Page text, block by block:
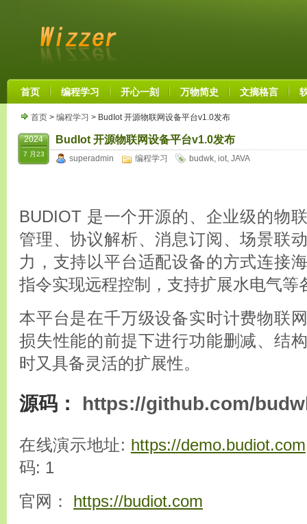
首页 编程学习 开心一刻 万物简史 文摘格言
首页 > 编程学习 > BudIot 开源物联网设备平台v1.0发布
2024
7 月23
BudIot 开源物联网设备平台v1.0发布
superadmin 编程学习 budwk, iot, JAVA
BUDIOT 是一个开源的、企业级的物
管理、协议解析、消息订阅、场景联
力，支持以平台适配设备的方式连接
指令实现远程控制，支持扩展水电气等
本平台是在千万级设备实时计费物联
损失性能的前提下进行功能删减、结
时又具备灵活的扩展性。
源码： https://github.com/
在线演示地址: https://demo.budiot.com
码: 1
官网： https://budiot.com